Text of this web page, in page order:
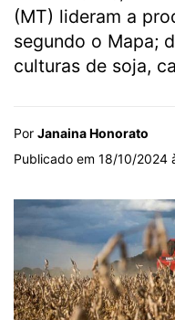
(MT) lideram a
segundo o Mapa;
culturas de soja,
Por Janaina Honorato
Publicado em 18/10/2024